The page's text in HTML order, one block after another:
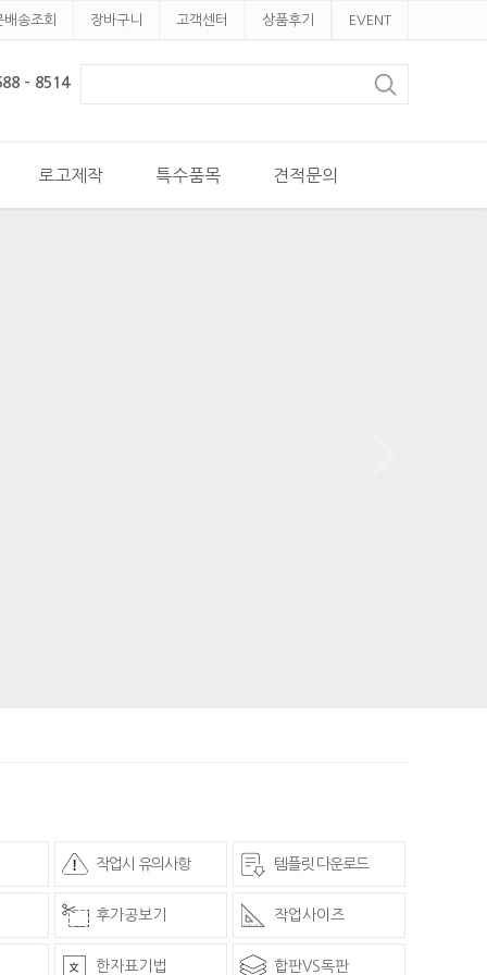
배송조회 장바구니 고객센터 상품후기 EVENT
- 8514
로고제작 특수품목 견적문의
작업시 유의사항 템플릿 다운로드
후가공보기 작업사이즈
한자표기법 합판VS독판